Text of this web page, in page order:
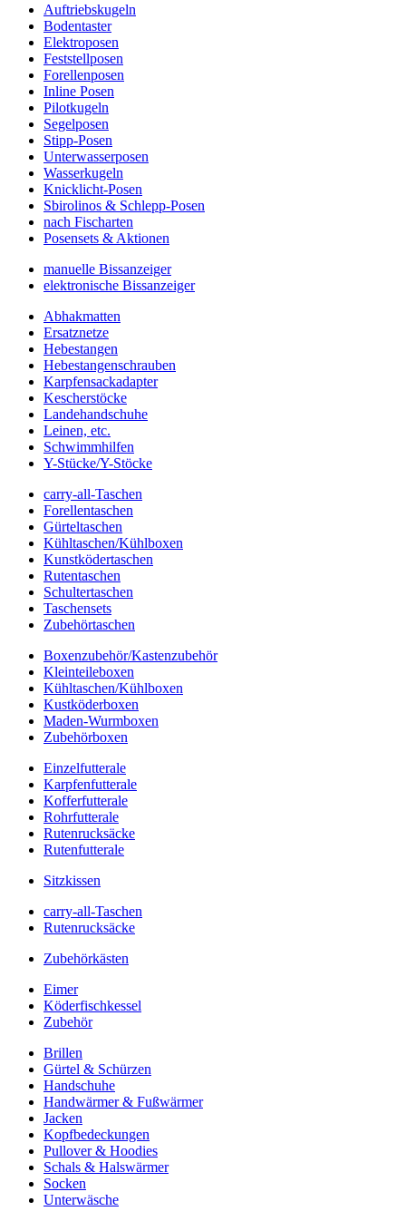
Auftriebskugeln
Bodentaster
Elektroposen
Feststellposen
Forellenposen
Inline Posen
Pilotkugeln
Segelposen
Stipp-Posen
Unterwasserposen
Wasserkugeln
Knicklicht-Posen
Sbirolinos & Schlepp-Posen
nach Fischarten
Posensets & Aktionen
manuelle Bissanzeiger
elektronische Bissanzeiger
Abhakmatten
Ersatznetze
Hebestangen
Hebestangenschrauben
Karpfensackadapter
Kescherstöcke
Landehandschuhe
Leinen, etc.
Schwimmhilfen
Y-Stücke/Y-Stöcke
carry-all-Taschen
Forellentaschen
Gürteltaschen
Kühltaschen/Kühlboxen
Kunstködertaschen
Rutentaschen
Schultertaschen
Taschensets
Zubehörtaschen
Boxenzubehör/Kastenzubehör
Kleinteileboxen
Kühltaschen/Kühlboxen
Kustköderboxen
Maden-Wurmboxen
Zubehörboxen
Einzelfutterale
Karpfenfutterale
Kofferfutterale
Rohrfutterale
Rutenrucksäcke
Rutenfutterale
Sitzkissen
carry-all-Taschen
Rutenrucksäcke
Zubehörkästen
Eimer
Köderfischkessel
Zubehör
Brillen
Gürtel & Schürzen
Handschuhe
Handwärmer & Fußwärmer
Jacken
Kopfbedeckungen
Pullover & Hoodies
Schals & Halswärmer
Socken
Unterwäsche